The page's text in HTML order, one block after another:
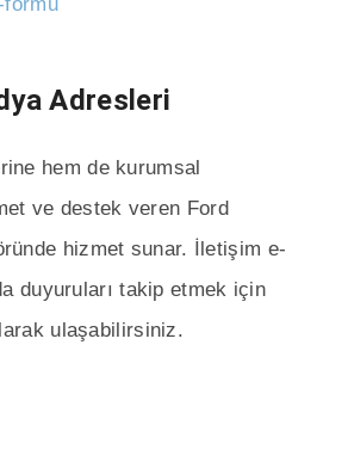
Adresleri
hem de kurumsal
ve destek veren Ford
hizmet sunar. İletişim e-
duyuruları takip etmek için
ulaşabilirsiniz.